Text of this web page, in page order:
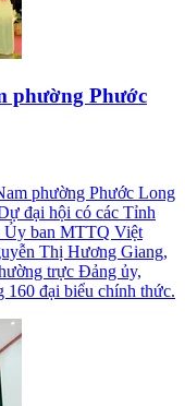
phường Phước
phường Phước Long
đại hội có các Tỉnh
Ủy ban MTTQ Việt
Thị Hương Giang,
trực Đảng ủy,
đại biểu chính thức.